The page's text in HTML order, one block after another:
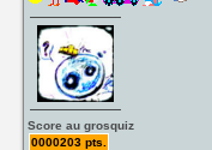
Score au grosquiz
0000203 pts.